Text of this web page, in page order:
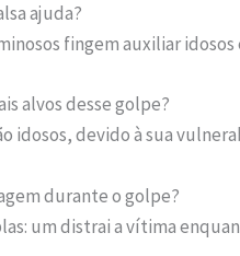
ajuda?
fingem auxiliar
alvos desse golpe?
idosos, devido à sua
durante o golpe?
um distrai a vítima